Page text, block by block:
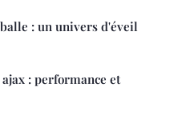
: un univers d'éveil
: performance et